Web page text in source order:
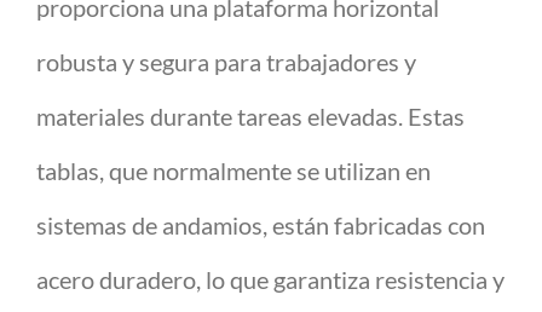
proporciona una plataforma horizontal
robusta y segura para trabajadores y
materiales durante tareas elevadas. Estas
tablas, que normalmente se utilizan en
sistemas de andamios, están fabricadas con
acero duradero, lo que garantiza resistencia y